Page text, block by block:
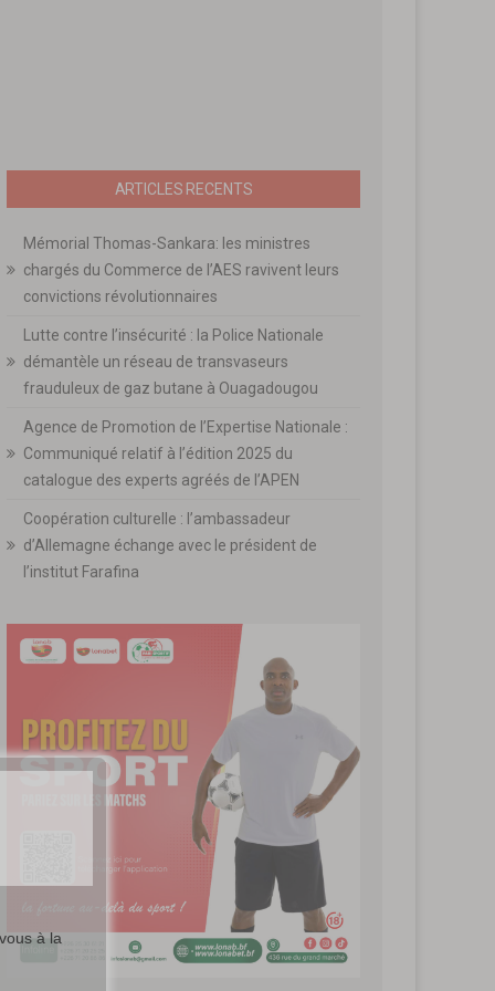
ARTICLES RECENTS
Mémorial Thomas-Sankara: les ministres
chargés du Commerce de l’AES ravivent leurs
convictions révolutionnaires
Lutte contre l’insécurité : la Police Nationale
démantèle un réseau de transvaseurs
frauduleux de gaz butane à Ouagadougou
Agence de Promotion de l’Expertise Nationale :
Communiqué relatif à l’édition 2025 du
catalogue des experts agréés de l’APEN
Coopération culturelle : l’ambassadeur
d’Allemagne échange avec le président de
l’institut Farafina
à la